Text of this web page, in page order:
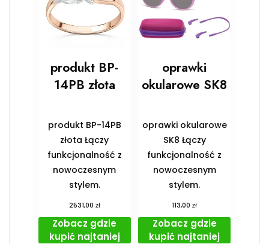
produkt BP-
14PB złota
produkt BP-14PB
złota Łączy
funkcjonalność z
nowoczesnym
stylem.
2531,00 zł
Zobacz gdzie
kupić najtaniej
oprawki
okularowe SK8
oprawki okularowe
SK8 Łączy
funkcjonalność z
nowoczesnym
stylem.
113,00zł
Zobacz gdzie
kupić najtaniej